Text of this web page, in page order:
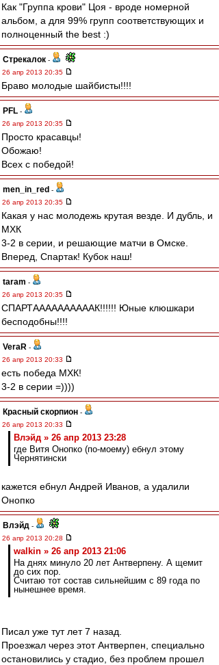
Как "Группа крови" Цоя - вроде номерной
альбом, а для 99% групп соответствующих и
полноценный the best :)
Стрекалок -
26 апр 2013 20:35
Браво молодые шайбисты!!!!
PFL -
26 апр 2013 20:35
Просто красавцы!
Обожаю!
Всех с победой!
men_in_red -
26 апр 2013 20:35
Какая у нас молодежь крутая везде. И дубль, и
МХК
3-2 в серии, и решающие матчи в Омске.
Вперед, Спартак! Кубок наш!
taram -
26 апр 2013 20:35
СПАРТААААААААААК!!!!!! Юные клюшкари
бесподобны!!!!
VeraR -
26 апр 2013 20:33
есть победа МХК!
3-2 в серии =))))
Красный скорпион -
26 апр 2013 20:33
Влэйд » 26 апр 2013 23:28
где Витя Онопко (по-моему) ебнул этому
Чернятински
кажется ебнул Андрей Иванов, а удалили
Онопко
Влэйд -
26 апр 2013 20:28
walkin » 26 апр 2013 21:06
На днях минуло 20 лет Антверпену. А щемит
до сих пор.
Считаю тот состав сильнейшим с 89 года по
нынешнее время.
Писал уже тут лет 7 назад.
Проезжал через этот Антверпен, специально
остановились у стадио, без проблем прошел